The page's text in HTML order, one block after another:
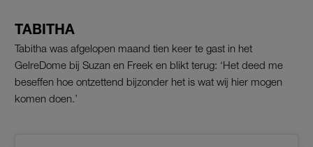
TABITHA
Tabitha was afgelopen maand tien keer te gast in het
GelreDome bij Suzan en Freek en blikt terug: ‘Het deed me
beseffen hoe ontzettend bijzonder het is wat wij hier mogen
komen doen.’